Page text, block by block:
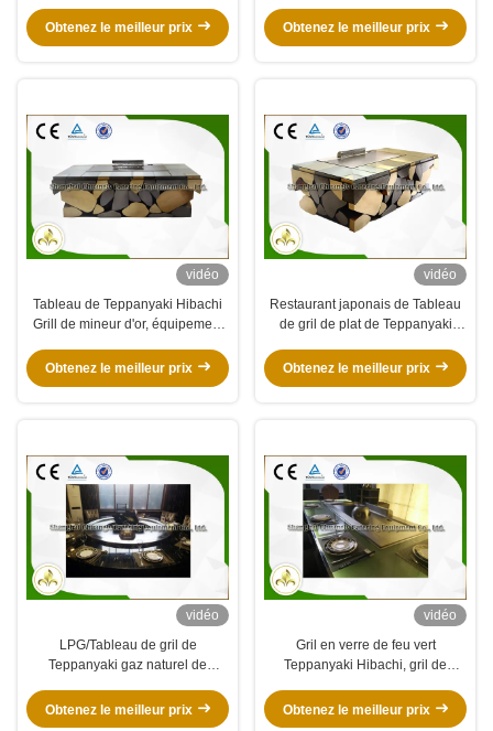
ventilateur
Obtenez le meilleur prix
Obtenez le meilleur prix
vidéo
Tableau de Teppanyaki Hibachi
Grill de mineur d'or, équipement
Obtenez le meilleur prix
vidéo
Restaurant japonais de Tableau
de gril de plat de Teppanyaki
Obtenez le meilleur prix
vidéo
LPG/Tableau de gril de
Teppanyaki gaz naturel de
Obtenez le meilleur prix
vidéo
Gril en verre de feu vert
Teppanyaki Hibachi, gril de
acier
Obtenez le meilleur prix